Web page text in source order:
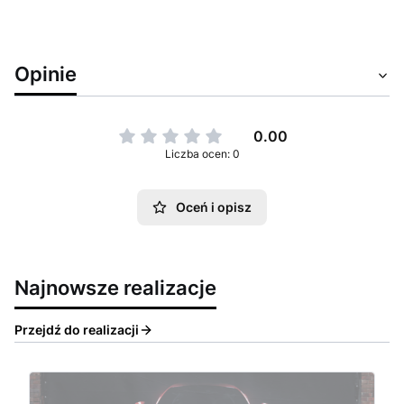
Opinie
0.00
Liczba ocen: 0
Oceń i opisz
Najnowsze realizacje
Przejdź do realizacji